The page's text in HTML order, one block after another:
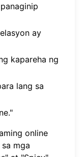
ay
kapareha ng
lang sa
online
mga